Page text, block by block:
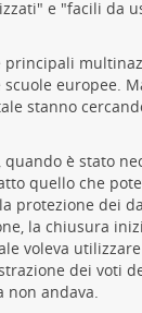
e "facili da
principali
europee.
stanno
è stato
quello che
protezione dei
la chiusura
voleva
dei voti
non andava.